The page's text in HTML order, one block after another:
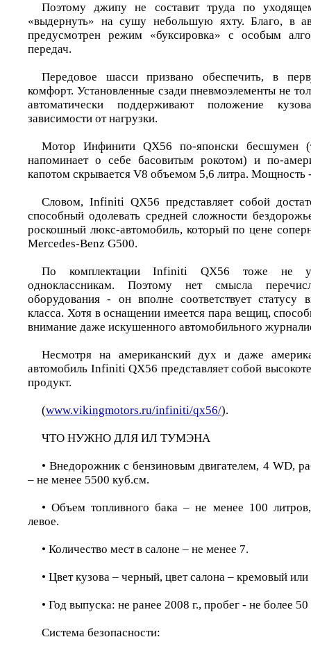
Поэтому джипу не составит труда по
«выдернуть» на сушу небольшую яхту. Благо, в
предусмотрен режим «буксировка» с особым
передач.
Передовое шасси призвано обеспечить, в
комфорт. Установленные сзади пневмоэлементы не
автоматически поддерживают положение
зависимости от нагрузки.
Мотор Инфинити QX56 по-японски бесшумен
напоминает о себе басовитым рокотом) и по-
капотом скрывается V8 объемом 5,6 литра.
Словом, Infiniti QX56 представляет собой
способный одолевать средней сложности
роскошный люкс-автомобиль, который по цене
Mercedes-Benz G500.
По комплектации Infiniti QX56 тоже не
одноклассникам. Поэтому нет смысла
оборудования - он вполне соответствует статусу
класса. Хотя в оснащении имеется пара вещиц,
внимание даже искушенного автомобильного
Несмотря на американский дух и даже
автомобиль Infiniti QX56 представляет собой
продукт.
(www.vikingmotors.ru/infiniti/qx56/).
ЧТО НУЖНО ДЛЯ ИЛ ТУМЭНА
• Внедорожник с бензиновым двигателем, 4 WD,
– не менее 5500 куб.см.
• Объем топливного бака – не менее 100
левое.
• Количество мест в салоне – не менее 7.
• Цвет кузова – черный, цвет салона – кремовый
• Год выпуска: не ранее 2008 г., пробег - не более
Система безопасности: